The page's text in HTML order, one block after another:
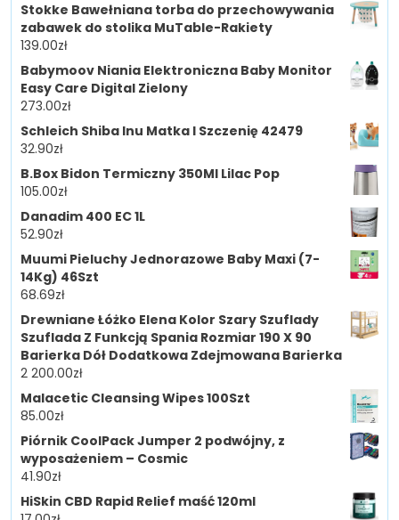
Stokke Bawełniana torba do przechowywania
zabawek do stolika MuTable-Rakiety
139.00zł
Babymoov Niania Elektroniczna Baby Monitor
Easy Care Digital Zielony
273.00zł
Schleich Shiba Inu Matka I Szczenię 42479
32.90zł
B.Box Bidon Termiczny 350Ml Lilac Pop
105.00zł
Danadim 400 EC 1L
52.90zł
Muumi Pieluchy Jednorazowe Baby Maxi (7-
14Kg) 46Szt
68.69zł
Drewniane Łóżko Elena Kolor Szary Szuflady
Szuflada Z Funkcją Spania Rozmiar 190 X 90
Barierka Dół Dodatkowa Zdejmowana Barierka
2 200.00zł
Malacetic Cleansing Wipes 100Szt
85.00zł
Piórnik CoolPack Jumper 2 podwójny, z
wyposażeniem – Cosmic
41.90zł
HiSkin CBD Rapid Relief maść 120ml